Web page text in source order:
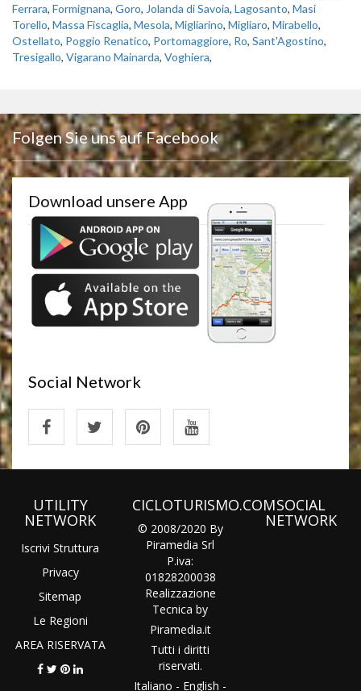
Ferrara, Formignana, Goro, Jolanda di Savoia, Lagosanto, Masi
Torello, Massa Fiscaglia, Mesola, Migliarino, Migliaro, Mirabello,
Ostellato, Poggio Renatico, Portomaggiore, Ro, Sant'Agostino,
Tresigallo, Vigarano Mainarda, Voghiera,
Folgen Sie uns auf Facebook
Download unsere App
Social Network
UTILITY
NETWORK
Iscrivi Struttura
Privacy
Sitemap
Le Regioni
AREA RISERVATA
CICLOTURISMO.COM
© 2008/2020 By
Piramedia Srl
P.iva:
01828200038
Realizzazione
Tecnica by
Piramedia.it
Tutti i diritti
riservati.
Italiano - English -
SOCIAL
NETWORK